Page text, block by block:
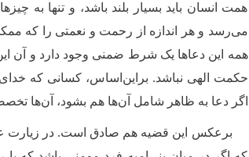
همت انسان باید بسیار بلند باشد، و تنها به
می‌رسد و هر اندازه از رحمت و نعمتی را که
همه این دعاها یک شرط ضمنی وجود دارد و آن
حکمت الهی نباشد. براین‌اساس، کسانی که خدای
اگر دعا به ظاهر شامل آن‌ها هم بشود، آن‌ها
برعکس این قضیه هم صادق است. در زیارت